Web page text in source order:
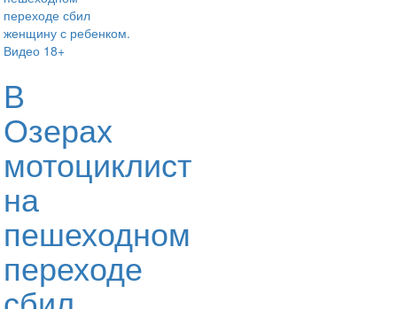
В
Озерах
мотоциклист
на
пешеходном
переходе